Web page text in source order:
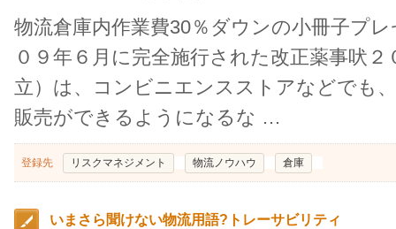
物流倉庫内作業費30％ダウンの小冊子プ
０９年６月に完全施行された改正薬事吠２
立）は、コンビニエンスストアなどでも
販売ができるようになるな …
登録先 リスクマネジメント 物流ノウハウ 倉庫
いまさら聞けない物流用語?トレーサビリティ